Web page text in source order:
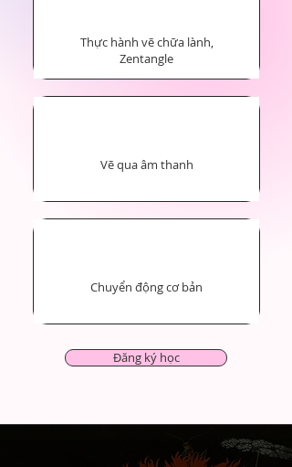
Thực hành vẽ chữa lành,
Zentangle
Vẽ qua âm thanh
Chuyển động cơ bản
Đăng ký học